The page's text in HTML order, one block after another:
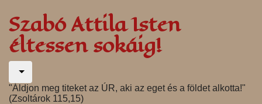
Szabó Attila Isten
éltessen sokáig!
"Áldjon meg titeket az ÚR, aki az eget és a földet alkotta!"
(Zsoltárok 115,15)